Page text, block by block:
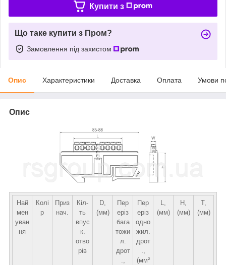
Купити з
Що таке купити з Пром?
Замовлення під захистом
Опис Характеристики Доставка Оплата Умови
Опис
Най
мен
уван
ня
Колі
р
Приз
нач.
Кіл-
ть
впус
к.
отво
рів
D,
(мм)
Пер
еріз
бага
тожи
л.
дрот
Пер
еріз
одно
жил.
дрот
(мм²
L,
(мм)
H,
(мм)
T,
(мм)